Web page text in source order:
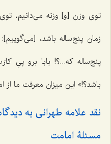
توی وزن [و] وزنه می‌دانیم،
زمان پنج‌ساله باشد،
پنج‌ساله که...؟! بابا برو پیِ
باشد؟!» این میزان معرفت ما
نقد علامه طهرانی به
مسئلۀ امامت